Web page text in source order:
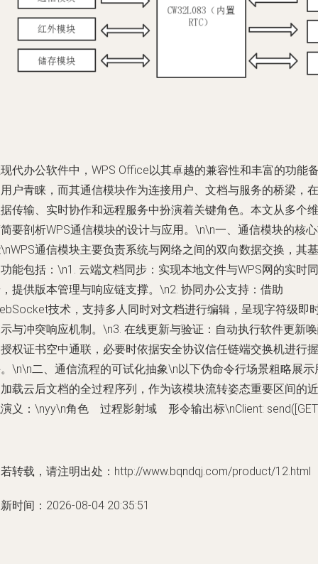
代办公软件中，WPS Office以其卓越的兼容性和丰富的功能
户青睐，而其通信模块作为连接用户、文档与服务的桥梁，在
传输、实时协作和远程服务中扮演着关键角色。本文从多个维
要剖析WPS通信模块的设计与应用。\n\n一、通信模块的核
通信模块主要负责系统与网络之间的双向数据交换，其基
能包括：\n1. 云端文档同步：实现本地文件与WPS网的实时同
提供版本管理与响应链支撑。\n2. 协同办公支持：借助
技术，支持多人同时对文档进行编辑，呈现字符级即
与冲突响应机制。\n3. 在线更新与验证：自动执行软件更新
权证书空中通联，必要时依据安全协议信任链端交换机进行握
\n\n二、通信流程的可试化抽象\n以下伪命令行场景粗略展示
载云后文档的全过程序列，作为该模块流转姿态重要区间的近
义：\nyy\n角色 过程影射域 形令输出标\nClient:
转载，请注明出处：http://www.bqndqj.com/product/12.html
时间：2026-08-04 20:35:51